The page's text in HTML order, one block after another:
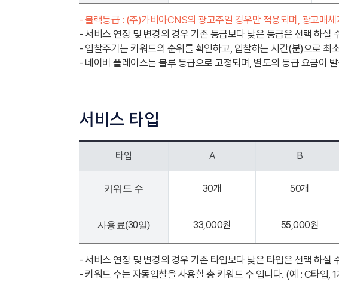
- 블랙등급 : (주)가비아CNS의 광고주일 경우만 적용되며, 광고매
- 서비스 연장 및 변경의 경우 기존 등급보다 낮은 등급은 선택 하실
- 입찰주기는 키워드의 순위를 확인하고, 입찰하는 시간(분)으로 최
- 네이버 플레이스는 블루 등급으로 고정되며, 별도의 등급 요금이
서비스 타입
타입 A B
키워드 수 30개 50개
사용료(30일) 33,000원 55,000원
- 서비스 연장 및 변경의 경우 기존 타입보다 낮은 타입은 선택 하실
- 키워드 수는 자동입찰을 사용할 총 키워드 수 입니다. (예 : C타입,